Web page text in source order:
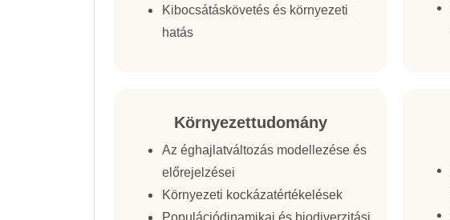
Kibocsátáskövetés és környezeti
hatás
Környezettudomány
Az éghajlatváltozás modellezése és
előrejelzései
Környezeti kockázatértékelések
Populációdinamikai és biodiverzitási